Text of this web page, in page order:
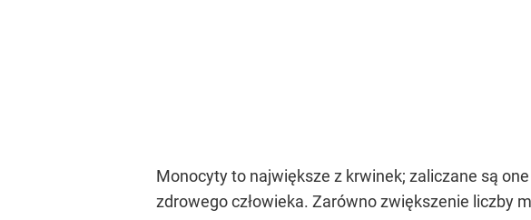
Monocyty to największe z krwinek; zaliczane są
zdrowego człowieka. Zarówno zwiększenie liczby